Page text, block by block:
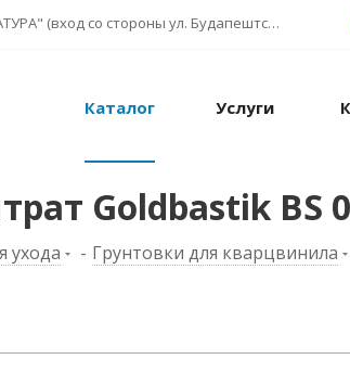
г. Санкт-Петербург, ул. Фучика д. 9, ТК "КУБАТУРА" (вход со стороны ул. Будапештской) № 1в.541
Каталог Услуги
Goldbastik
ухода - Грунтовки для кварцвинила